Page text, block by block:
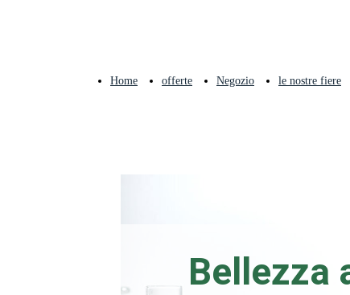
Home offerte Negozio le nostre fiere
Bellezza